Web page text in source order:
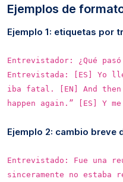
Ejemplos de
Ejemplo 1: etiquetas por
Entrevistador: ¿Qué pasó
Entrevistada: [ES] Yo
iba fatal. [EN] And then
happen again.” [ES] Y
Ejemplo 2: cambio breve
Entrevistado: Fue una
sinceramente no estaba